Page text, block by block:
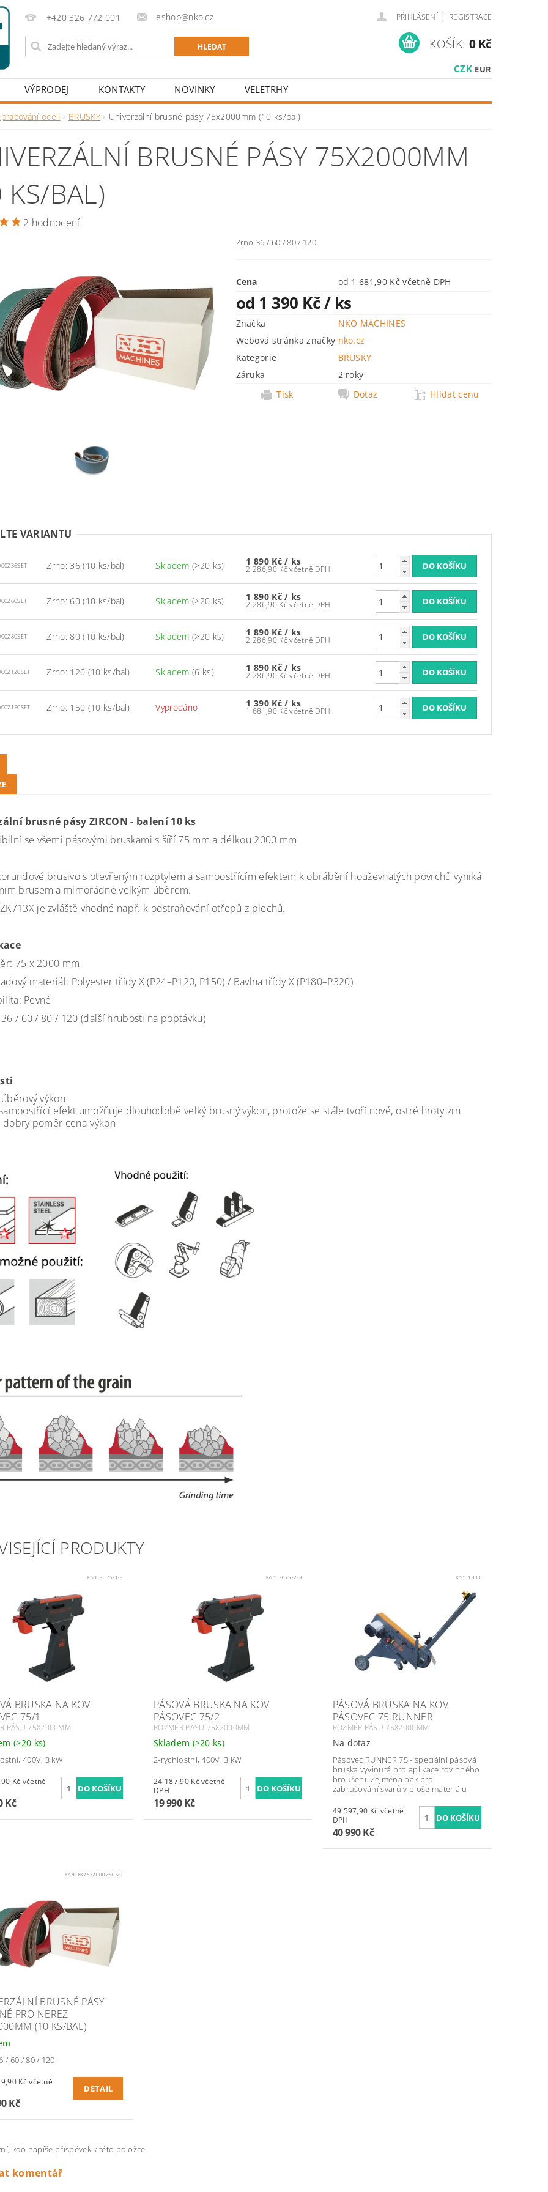
+420 326 772 001 eshop@nko.cz PŘIHLÁŠENÍ | REGISTRACE
CZK EUR
KOŠÍK: 0 Kč
VÝPRODEJ KONTAKTY NOVINKY VELETRHY
oceli BRUSKY Univerzální brusné pásy 75x2000mm (10 ks/bal)
BRUSNÉ PÁSY 75X2000MM
BAL)
2 hodnocení
Zrno 36 / 60 / 80 / 120
Cena od 1 681,90 Kč včetně DPH
od 1 390 Kč/ ks
Značka
NKO MACHINES
Webová stránka značky nko.cz
Kategorie
BRUSKY
Záruka
2 roky
Tisk
Dotaz Hlídat cenu
VARIANTU
Zrno: 36 (10 ks/bal) Skladem (>20 ks) 1 890 Kč/ ks
2 286,90 Kč včetně DPH
Zrno: 60 (10 ks/bal) Skladem (>20 ks) 1 890 Kč/ ks
2 286,90 Kč včetně DPH
Zrno: 80 (10 ks/bal) Skladem (>20 ks) 1 890 Kč/ ks
2 286,90 Kč včetně DPH
Zrno: 120 (10 ks/bal) Skladem (6 ks) 1 890 Kč/ ks
2 286,90 Kč včetně DPH
Zrno: 150 (10 ks/bal) Vyprodáno 1 390 Kč/ ks
1 681,90 Kč včetně DPH
brusné pásy ZIRCON - balení 10 ks
se všemi pásovými bruskami s šíří 75 mm a délkou 2000 mm
brusivo s otevřeným rozptylem a samoostřícím efektem k obrábění houževnatých povrchů vyniká
brusem a mimořádně velkým úběrem.
je zvláště vhodné např. k odstraňování otřepů z plechů.
75 x 2000 mm
materiál: Polyester třídy X (P24–P120, P150) / Bavlna třídy X (P180–P320)
Pevné
/ 60 / 80 / 120 (další hrubosti na poptávku)
výkon
efekt umožňuje dlouhodobě velký brusný výkon, protože se stále tvoří nové, ostré hroty zrn
dobrý poměr cena-výkon
PRODUKTY
Kód: 3075-1-3
BRUSKA NA KOV
75/1
PÁSU 75X2000MM
(>20 ks)
400V, 3 kW
včetně
Kč
Kód: 3075-2-3
PÁSOVÁ BRUSKA NA KOV
PÁSOVEC 75/2
ROZMĚR PÁSU 75X2000MM
Skladem (>20 ks)
2-rychlostní, 400V, 3 kW
24 187,90 Kč včetně
DPH
19 990 Kč
Kód: 1300
PÁSOVÁ BRUSKA NA KOV
PÁSOVEC 75 RUNNER
ROZMĚR PÁSU 75X2000MM
Na dotaz
Pásovec RUNNER 75 - speciální pásová
bruska vyvinutá pro aplikace rovinného
broušení. Zejména pak pro
zabrušování svarů v ploše materiálu
49 597,90 Kč včetně
DPH
40 990 Kč
Kód: XK75X2000Z80SET
BRUSNÉ PÁSY
PRO NEREZ
(10 KS/BAL)
/ 60 / 80 / 120
Kč včetně
Kč
DETAIL
kdo napíše příspěvek k této položce.
komentář